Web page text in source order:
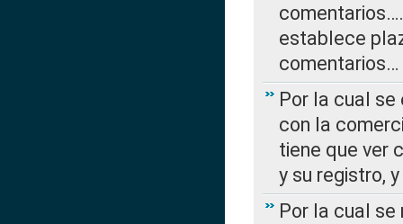
establece
comentarios…
Por la cual
con la
tiene que ver
y su registro,
Por la cual